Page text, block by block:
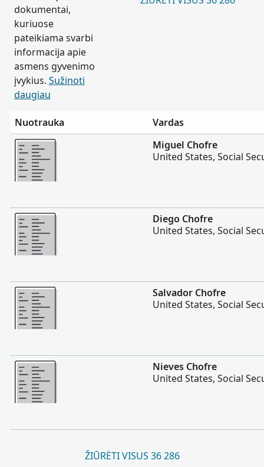
dokumentai,
kuriuose
pateikiama svarbi
informacija apie
asmens gyvenimo
įvykius. Sužinoti
daugiau
Nuotrauka
Vardas
Daugiau
Miguel Chofre
United States, Social
Daugiau
Diego Chofre
United States, Social
Daugiau
Salvador Chofre
United States, Social
Daugiau
Nieves Chofre
United States, Social
ŽIŪRĖTI VISUS 36 286